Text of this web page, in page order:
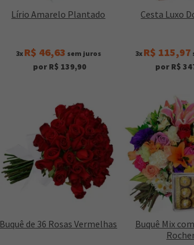
Lírio Amarelo Plantado
3x R$ 46,63 sem juros
por R$ 139,90
Cesta Luxo
3x R$ 115,97
por R$
Buquê de 36 Rosas Vermelhas
Buquê Mix